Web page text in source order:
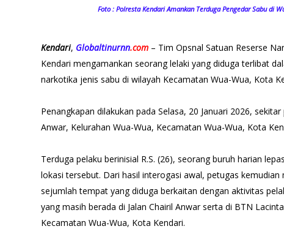
Foto : Polresta Kendari Amankan Terduga Pengedar Sabu di
Kendari, Globaltinurnn.com – Tim Opsnal Satuan Reserse
Kendari mengamankan seorang lelaki yang diduga terlibat
narkotika jenis sabu di wilayah Kecamatan Wua-Wua, Kota
Penangkapan dilakukan pada Selasa, 20 Januari 2026,
Anwar, Kelurahan Wua-Wua, Kecamatan Wua-Wua, Kota
Terduga pelaku berinisial R.S. (26), seorang buruh harian
lokasi tersebut. Dari hasil interogasi awal, petugas kemudian
sejumlah tempat yang diduga berkaitan dengan aktivitas
yang masih berada di Jalan Chairil Anwar serta di BTN
Kecamatan Wua-Wua, Kota Kendari.